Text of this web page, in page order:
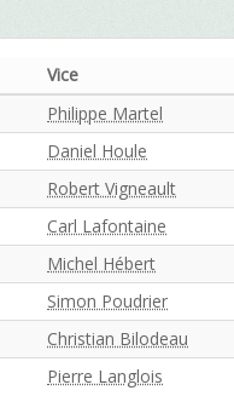
Vice
Philippe Martel
Daniel Houle
Robert Vigneault
Carl Lafontaine
Michel Hébert
Simon Poudrier
Christian Bilodeau
Pierre Langlois